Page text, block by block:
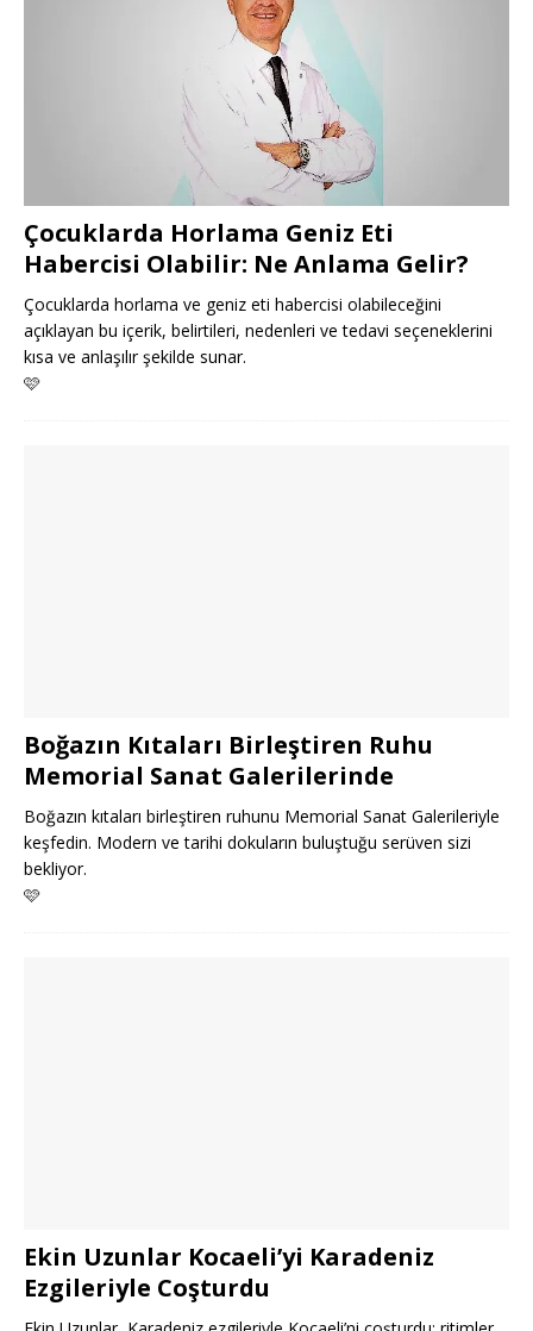
Çocuklarda Horlama Geniz Eti
Habercisi Olabilir: Ne Anlama Gelir?
Çocuklarda horlama ve geniz eti habercisi olabileceğini
açıklayan bu içerik, belirtileri, nedenleri ve tedavi seçeneklerini
kısa ve anlaşılır şekilde sunar.
🩷
Boğazın Kıtaları Birleştiren Ruhu
Memorial Sanat Galerilerinde
Boğazın kıtaları birleştiren ruhunu Memorial Sanat Galerileriyle
keşfedin. Modern ve tarihi dokuların buluştuğu serüven sizi
bekliyor.
🩷
Ekin Uzunlar Kocaeli’yi Karadeniz
Ezgileriyle Coşturdu